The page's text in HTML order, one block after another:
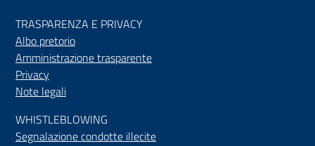
TRASPARENZA E PRIVACY
Albo pretorio
Amministrazione trasparente
Privacy
Note legali
WHISTLEBLOWING
Segnalazione condotte illecite